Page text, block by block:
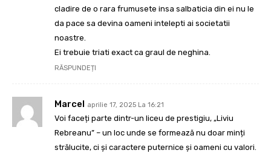
cladire de o rara frumusete insa salbaticia din ei nu le
da pace sa devina oameni intelepti ai societatii
noastre.
Ei trebuie triati exact ca graul de neghina.
RĂSPUNDEȚI
Marcel aprilie 17, 2025 La 16:21
Voi faceți parte dintr-un liceu de prestigiu, „Liviu
Rebreanu” – un loc unde se formează nu doar minți
strălucite, ci și caractere puternice și oameni cu valori.